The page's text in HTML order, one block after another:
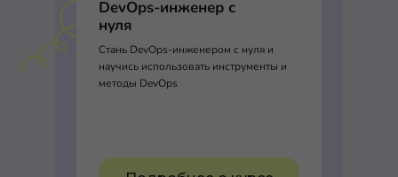
DevOps-инженер с
нуля
Стань DevOps-инженером с нуля и
научись использовать инструменты и
методы DevOps